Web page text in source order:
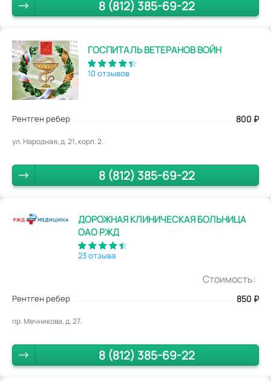
8 (812) 385-69-22
ГОСПИТАЛЬ ВЕТЕРАНОВ ВОЙН
10 отзывов
Рентген ребер 800 ₽
ул. Народная, д. 21, корп. 2.
8 (812) 385-69-22
ДОРОЖНАЯ КЛИНИЧЕСКАЯ БОЛЬНИЦА
ОАО РЖД
23 отзыва
Стоимость:
Рентген ребер 850 ₽
пр. Мечникова, д. 27.
8 (812) 385-69-22